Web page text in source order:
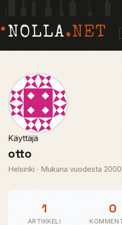
NOLLA.NET
Käyttäjä
otto
Helsinki · Mukana vuodesta 2000
1
ARTIKKELI
0